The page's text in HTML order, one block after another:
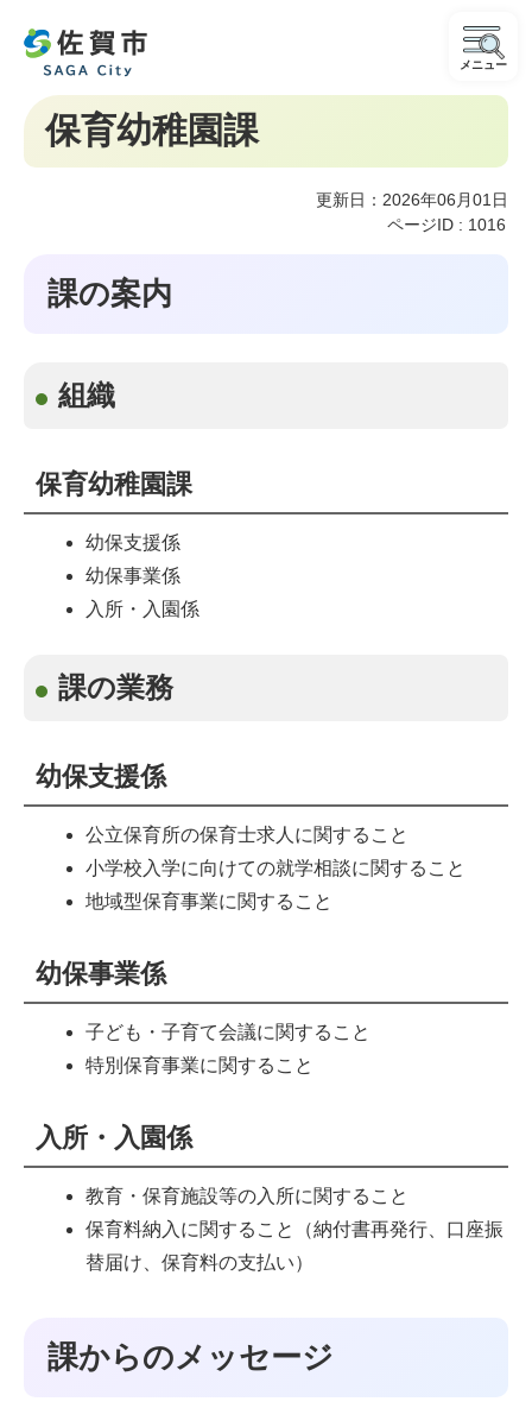
メニュー
保育幼稚園課
更新日：2026年06月01日
ページID : 1016
課の案内
組織
保育幼稚園課
幼保支援係
幼保事業係
入所・入園係
課の業務
幼保支援係
公立保育所の保育士求人に関すること
小学校入学に向けての就学相談に関すること
地域型保育事業に関すること
幼保事業係
子ども・子育て会議に関すること
特別保育事業に関すること
入所・入園係
教育・保育施設等の入所に関すること
保育料納入に関すること（納付書再発行、口座振
替届け、保育料の支払い）
課からのメッセージ